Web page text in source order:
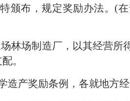
颁布，规定奖励办法。(
林场制造厂，以其经营
。
产奖励条例，各就地方